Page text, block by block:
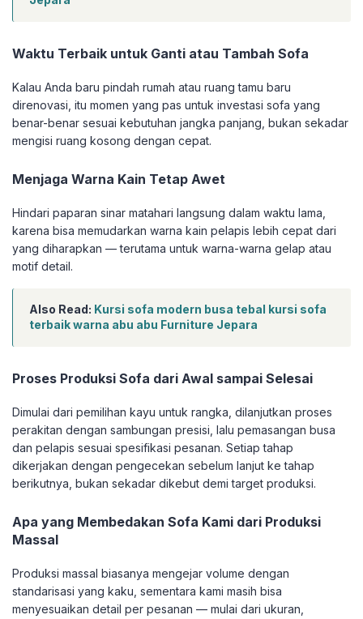
Waktu Terbaik untuk Ganti atau Tambah Sofa
Kalau Anda baru pindah rumah atau ruang tamu baru
direnovasi, itu momen yang pas untuk investasi sofa yang
benar-benar sesuai kebutuhan jangka panjang, bukan sekadar
mengisi ruang kosong dengan cepat.
Menjaga Warna Kain Tetap Awet
Hindari paparan sinar matahari langsung dalam waktu lama,
karena bisa memudarkan warna kain pelapis lebih cepat dari
yang diharapkan — terutama untuk warna-warna gelap atau
motif detail.
Also Read: Kursi sofa modern busa tebal kursi sofa
terbaik warna abu abu Furniture Jepara
Proses Produksi Sofa dari Awal sampai Selesai
Dimulai dari pemilihan kayu untuk rangka, dilanjutkan proses
perakitan dengan sambungan presisi, lalu pemasangan busa
dan pelapis sesuai spesifikasi pesanan. Setiap tahap
dikerjakan dengan pengecekan sebelum lanjut ke tahap
berikutnya, bukan sekadar dikebut demi target produksi.
Apa yang Membedakan Sofa Kami dari Produksi
Massal
Produksi massal biasanya mengejar volume dengan
standarisasi yang kaku, sementara kami masih bisa
menyesuaikan detail per pesanan — mulai dari ukuran,